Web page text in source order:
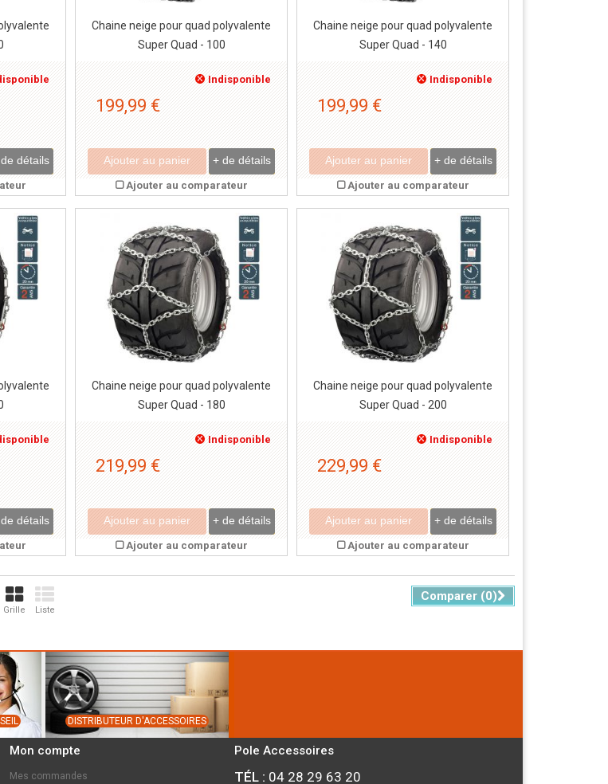
détails
Chaine neige pour quad polyvalente
Super Quad - 100
Indisponible
199,99 €
Ajouter au panier + de détails
Ajouter au comparateur
Chaine neige pour quad polyvalente
Super Quad - 140
Indisponible
199,99 €
Ajouter au panier + de détails
Ajouter au comparateur
détails
Chaine neige pour quad polyvalente
Super Quad - 180
Indisponible
219,99 €
Ajouter au panier + de détails
Ajouter au comparateur
Chaine neige pour quad polyvalente
Super Quad - 200
Indisponible
229,99 €
Ajouter au panier + de détails
Ajouter au comparateur
Comparer (0)
Grille Liste
DISTRIBUTEUR D'ACCESSOIRES
Mon compte
Mes commandes
Pole Accessoires
TÉL : 04 28 29 63 20